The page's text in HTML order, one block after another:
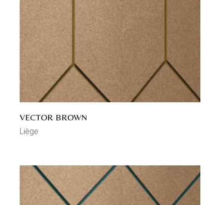
VECTOR BROWN
Liège